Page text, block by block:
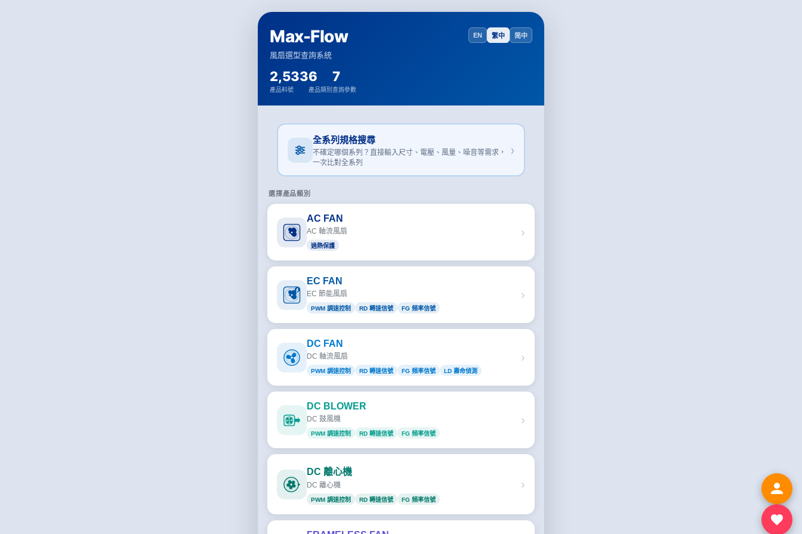
Max-Flow
風扇選型查詢系統
EN 繁中 简中
2,533
產品料號
6
產品類別
7
查詢參數
全系列規格搜尋
不確定哪個系列？直接輸入尺寸、電壓、風量、噪音等需求，
一次比對全系列
›
選擇產品類別
AC FAN
AC 軸流風扇
過熱保護
›
EC FAN
EC 節能風扇
PWM 調速控制 RD 轉速信號 FG 頻率信號
›
DC FAN
DC 軸流風扇
PWM 調速控制 RD 轉速信號 FG 頻率信號 LD 壽命偵測
›
DC BLOWER
DC 鼓風機
PWM 調速控制 RD 轉速信號 FG 頻率信號
›
DC 離心機
DC 離心機
PWM 調速控制 RD 轉速信號 FG 頻率信號
›